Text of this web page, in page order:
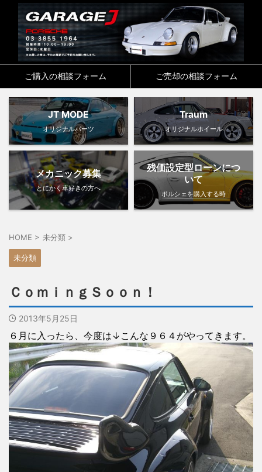
ご購入の相談フォーム ご売却の相談フォーム
JT MODE
オリジナルパーツ
Traum
オリジナルホイール
メカニック募集
とにかく車好きの方へ
残価設定型ローンにつ
いて
ポルシェを購入する時
HOME > 未分類 >
未分類
ＣｏｍｉｎｇＳｏｏｎ！
2013年5月25日
６月に入ったら、今度は↓こんな９６４がやってきます。